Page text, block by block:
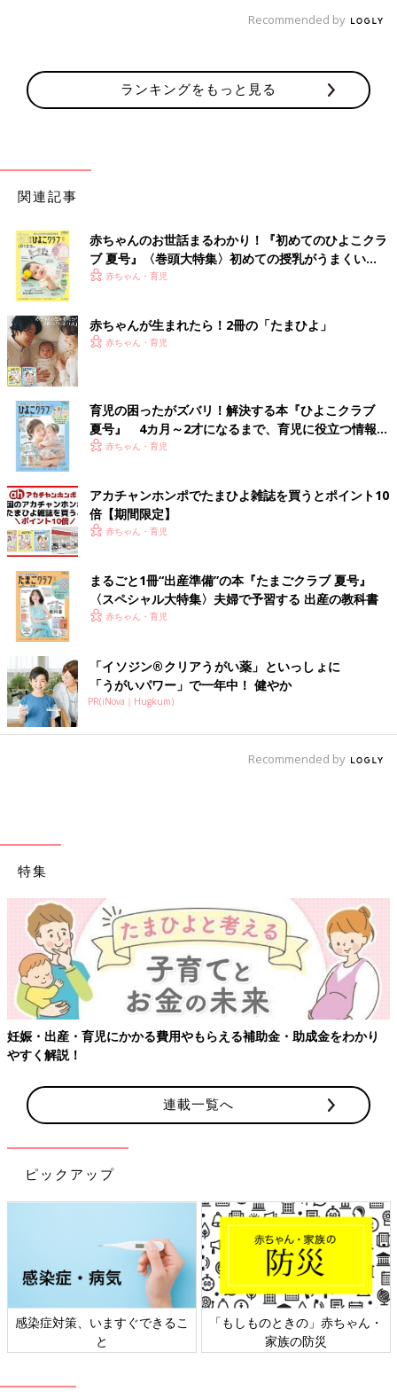
Recommended by
ランキングをもっと見る
関連記事
赤ちゃんのお世話まるわかり！『初めてのひよこクラ
ブ 夏号』〈巻頭大特集〉初めての授乳がうまくい
く！ おっぱい・ミルクの基本と夏のトラブル 解決テ
赤ちゃん・育児
赤ちゃんが生まれたら！2冊の「たまひよ」
赤ちゃん・育児
育児の困ったがズバリ！解決する本『ひよこクラブ
夏号』 4カ月～2才になるまで、育児に役立つ情報が
いっぱい！
赤ちゃん・育児
アカチャンホンポでたまひよ雑誌を買うとポイント10
倍【期間限定】
赤ちゃん・育児
まるごと1冊“出産準備”の本『たまごクラブ 夏号』
〈スペシャル大特集〉夫婦で予習する 出産の教科書
赤ちゃん・育児
「イソジン®クリアうがい薬」といっしょに
「うがいパワー」で一年中！ 健やか
PR(iNova｜Hugkum)
Recommended by
特集
妊娠・出産・育児にかかる費用やもらえる補助金・助成金をわかり
やすく解説！
連載一覧へ
ピックアップ
感染症対策、いますぐできるこ
と
「もしものときの」赤ちゃん・
家族の防災